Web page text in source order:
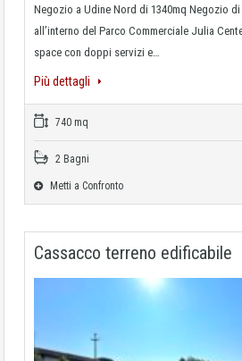
Negozio a Udine Nord di 1340mq Negozio
all’interno del Parco Commerciale Julia
space con doppi servizi e…
Più dettagli
740 mq
2 Bagni
Metti a Confronto
Cassacco terreno edificabile